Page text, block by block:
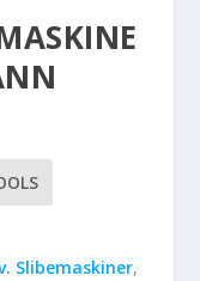
Slibemaskiner,